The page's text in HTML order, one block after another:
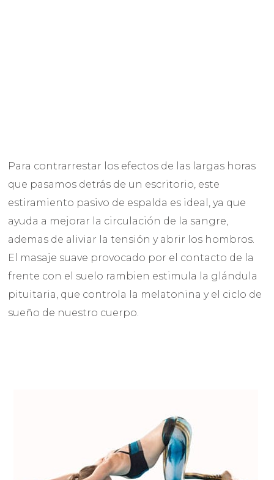
Para contrarrestar los efectos de las largas horas
que pasamos detrás de un escritorio, este
estiramiento pasivo de espalda es ideal, ya que
ayuda a mejorar la circulación de la sangre,
ademas de aliviar la tensión y abrir los hombros.
El masaje suave provocado por el contacto de la
frente con el suelo rambien estimula la glándula
pituitaria, que controla la melatonina y el ciclo de
sueño de nuestro cuerpo.